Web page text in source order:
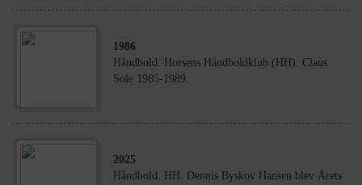
1986
Håndbold. Horsens Håndboldklub (HH). Claus
Sole 1985-1989.
2025
Håndbold. HH. Dennis Byskov Hansen blev Årets